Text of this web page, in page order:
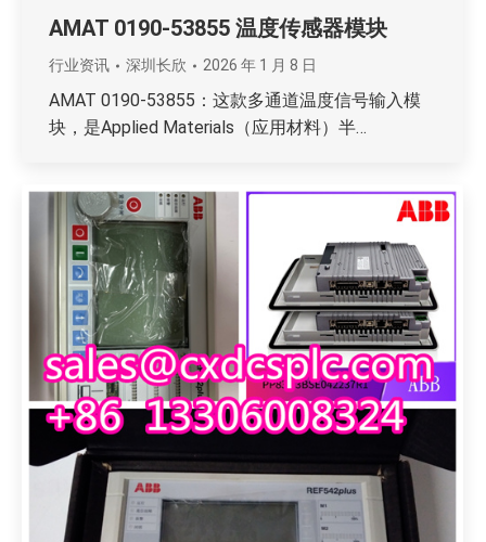
AMAT 0190-53855 温度传感器模块
行业资讯 深圳长欣 2026 年 1 月 8 日
AMAT 0190-53855：这款多通道温度信号输入模
块，是Applied Materials（应用材料）半…